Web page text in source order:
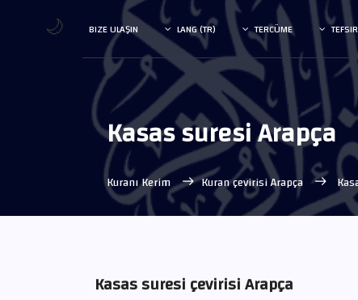
TERCÜME
LANG (TR)
BIZE ULAŞIN
Kasas suresi Arapça
Kuranı Kerim Kuran çevirisi Arapça
Kasas suresi çevirisi Arapça
🌙